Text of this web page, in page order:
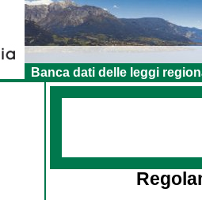
Banca dati delle leggi